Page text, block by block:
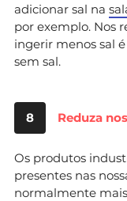
adicionar sal na
por exemplo. Nos
ingerir menos sal
sem sal.
8 Reduza
Os produtos
presentes nas
normalmente